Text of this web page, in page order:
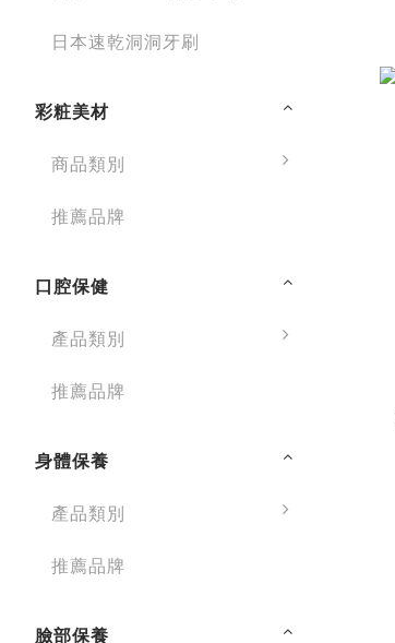
日本速乾洞洞牙刷
彩粧美材
商品類別
推薦品牌
口腔保健
產品類別
推薦品牌
身體保養
產品類別
推薦品牌
臉部保養